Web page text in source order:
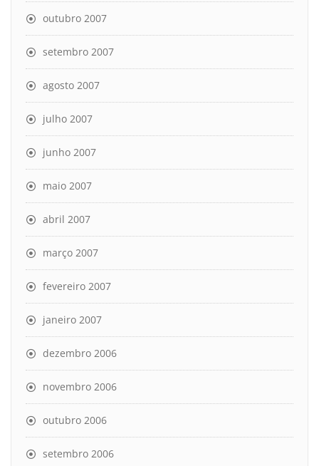
outubro 2007
setembro 2007
agosto 2007
julho 2007
junho 2007
maio 2007
abril 2007
março 2007
fevereiro 2007
janeiro 2007
dezembro 2006
novembro 2006
outubro 2006
setembro 2006